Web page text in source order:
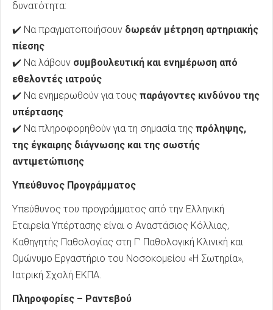
δυνατότητα:
✔️ Να πραγματοποιήσουν δωρεάν μέτρηση αρτηριακής
πίεσης
✔️ Να λάβουν συμβουλευτική και ενημέρωση από
εθελοντές ιατρούς
✔️ Να ενημερωθούν για τους παράγοντες κινδύνου της
υπέρτασης
✔️ Να πληροφορηθούν για τη σημασία της πρόληψης,
της έγκαιρης διάγνωσης και της σωστής
αντιμετώπισης
Υπεύθυνος Προγράμματος
Υπεύθυνος του προγράμματος από την Ελληνική
Εταιρεία Υπέρτασης είναι ο Αναστάσιος Κόλλιας,
Καθηγητής Παθολογίας στη Γ’ Παθολογική Κλινική και
Ομώνυμο Εργαστήριο του Νοσοκομείου «Η Σωτηρία»,
Ιατρική Σχολή ΕΚΠΑ.
Πληροφορίες – Ραντεβού